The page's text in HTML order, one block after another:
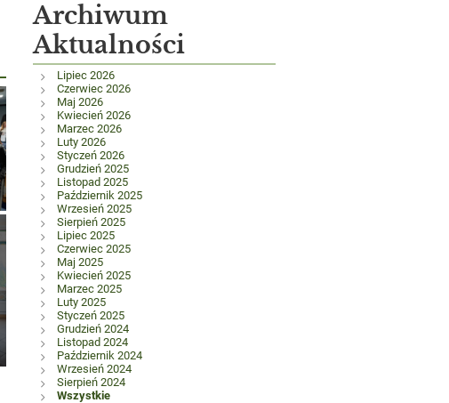
Archiwum
Aktualności
Lipiec 2026
Czerwiec 2026
Maj 2026
Kwiecień 2026
Marzec 2026
Luty 2026
Styczeń 2026
Grudzień 2025
Listopad 2025
Październik 2025
Wrzesień 2025
Sierpień 2025
Lipiec 2025
Czerwiec 2025
Maj 2025
Kwiecień 2025
Marzec 2025
Luty 2025
Styczeń 2025
Grudzień 2024
Listopad 2024
Październik 2024
Wrzesień 2024
Sierpień 2024
Wszystkie